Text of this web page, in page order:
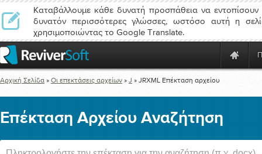
Καταβάλλουμε κάθε δυνατή προσπάθεια να
δυνατόν περισσότερες γλώσσες, ωστόσο αυτή η
χρησιμοποιώντας το Google Translate.
Αρχική Σελίδα » Οι επεκτάσεις αρχείων » J » JRXML Επέκταση αρχείου
Επέκταση Αρχείου Αναζήτηση